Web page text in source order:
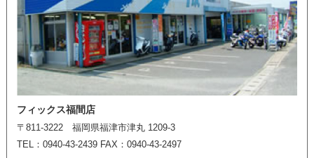
フィックス福間店
〒811-3222 福岡県福津市津丸 1209-3
TEL：0940-43-2439 FAX：0940-43-2497